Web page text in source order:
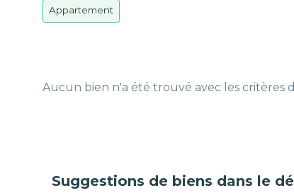
Appartement
Aucun bien n'a été trouvé avec les critères
Suggestions de biens dans le